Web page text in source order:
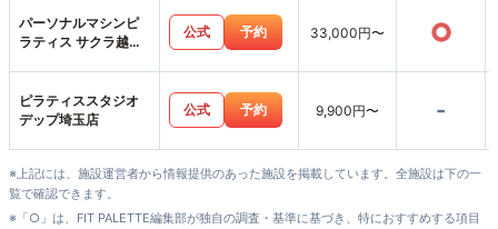
パーソナルマシンピ
ラティス サクラ越谷
公式 予約 33,000円〜 ○
ピラティススタジオ
デップ埼玉店
公式 予約 9,900円〜 -
※上記には、施設運営者から情報提供のあった施設を掲載しています。全施設は下の一
覧で確認できます。
※「○」は、FIT PALETTE編集部が独自の調査・基準に基づき、特におすすめする項目